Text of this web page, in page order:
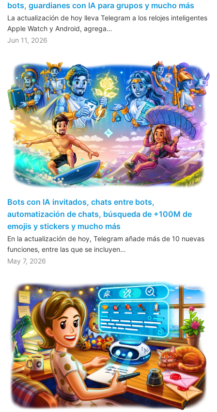
bots, guardianes con IA para grupos y mucho más
La actualización de hoy lleva Telegram a los relojes inteligentes
Apple Watch y Android, agrega…
Jun 11, 2026
Bots con IA invitados, chats entre bots,
automatización de chats, búsqueda de +100M de
emojis y stickers y mucho más
En la actualización de hoy, Telegram añade más de 10 nuevas
funciones, entre las que se incluyen…
May 7, 2026